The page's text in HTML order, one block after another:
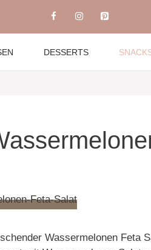
DESSERTS
Wassermelonen Feta